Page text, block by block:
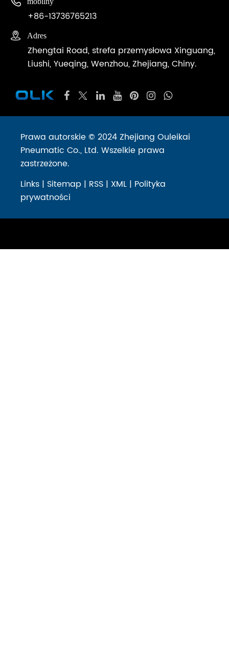
+86-13736765213
 Adres
Zhengtai Road, strefa przemysłowa Xinguang,
Liushi, Yueqing, Wenzhou, Zhejiang, Chiny.
Prawa autorskie © 2024 Zhejiang Ouleikai
Pneumatic Co., Ltd. Wszelkie prawa
zastrzeżone.
Links | Sitemap | RSS | XML | Polityka
prywatności